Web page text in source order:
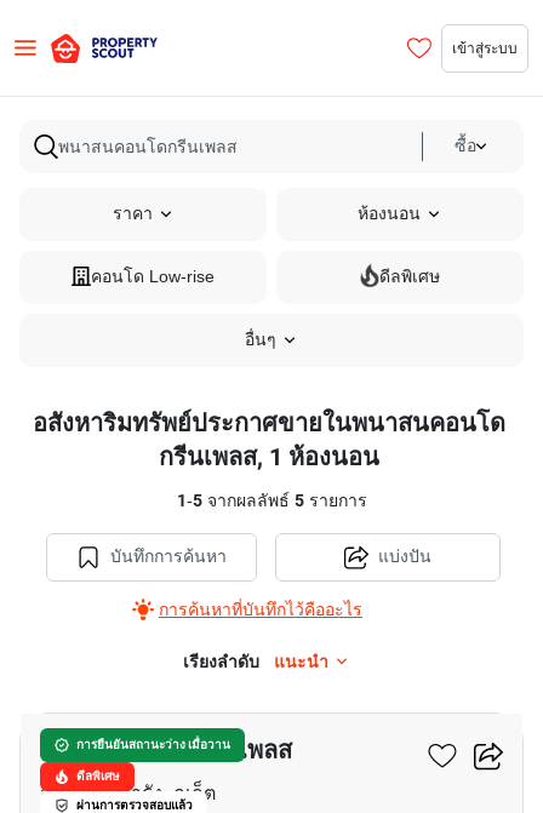
เข้าสู่ระบบ
ซื้อ
ราคา ห้องนอน
คอนโด Low-rise ดีลพิเศษ
อื่นๆ
อสังหาริมทรัพย์ประกาศขายในพนาสนคอนโด
กรีนเพลส, 1 ห้องนอน
1-5จากผลลัพธ์ 5รายการ
บันทึกการค้นหา
การค้นหาที่บันทึกไว้คืออะไร
แบ่งปัน
เรียงลำดับ แนะนำ
การยืนยันสถานะว่าง เมื่อวาน
ดีลพิเศษ
ผ่านการตรวจสอบแล้ว
พนาสนคอนโดกรีนเพลส
จุดชมวิวเขารัง, ภูเก็ต